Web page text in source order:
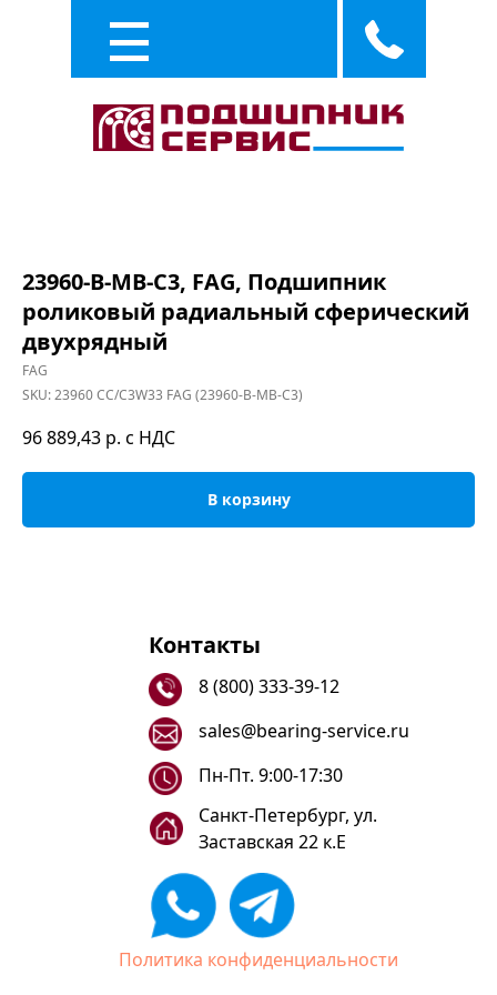
23960-B-MB-C3, FAG, Подшипник
роликовый радиальный сферический
двухрядный
FAG
SKU:23960 CC/C3W33 FAG (23960-B-MB-C3)
96 889,43 р. с НДС
В корзину
Контакты
8 (800) 333-39-12
sales@bearing-service.ru
Санкт-Петербург, ул.
Заставская 22 к.Е
Пн-Пт. 9:00-17:30
Политика конфиденциальности